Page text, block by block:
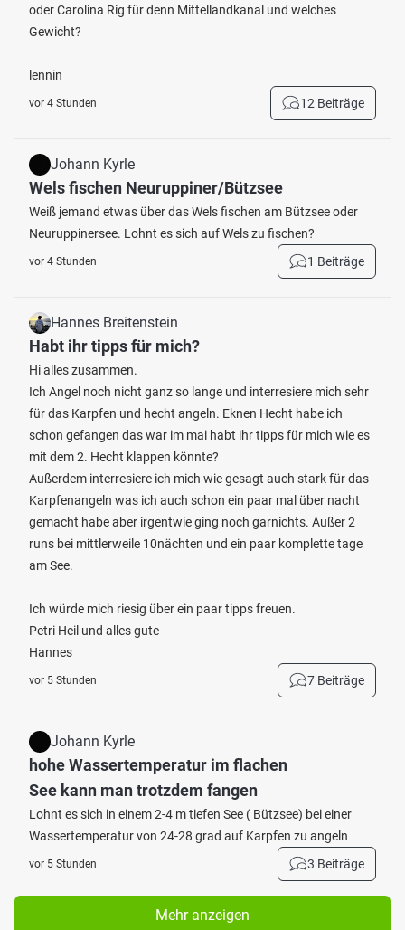
oder Carolina Rig für denn Mittellandkanal und welches
Gewicht?
lennin
vor 4 Stunden 12 Beiträge
Johann Kyrle
Wels fischen Neuruppiner/Bützsee
Weiß jemand etwas über das Wels fischen am Bützsee oder
Neuruppinersee. Lohnt es sich auf Wels zu fischen?
vor 4 Stunden 1 Beiträge
Hannes Breitenstein
Habt ihr tipps für mich?
Hi alles zusammen.
Ich Angel noch nicht ganz so lange und interresiere mich sehr
für das Karpfen und hecht angeln. Eknen Hecht habe ich
schon gefangen das war im mai habt ihr tipps für mich wie es
mit dem 2. Hecht klappen könnte?
Außerdem interresiere ich mich wie gesagt auch stark für das
Karpfenangeln was ich auch schon ein paar mal über nacht
gemacht habe aber irgentwie ging noch garnichts. Außer 2
runs bei mittlerweile 10nächten und ein paar komplette tage
am See.
Ich würde mich riesig über ein paar tipps freuen.
Petri Heil und alles gute
Hannes
vor 5 Stunden 7 Beiträge
Johann Kyrle
hohe Wassertemperatur im flachen
See kann man trotzdem fangen
Lohnt es sich in einem 2-4 m tiefen See ( Bützsee) bei einer
Wassertemperatur von 24-28 grad auf Karpfen zu angeln
vor 5 Stunden 3 Beiträge
Mehr anzeigen